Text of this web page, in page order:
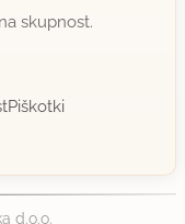
skupnost.
Piškotki
d.o.o.